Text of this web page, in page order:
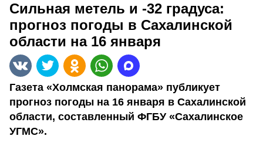
Сильная метель и -32 градуса:
прогноз погоды в Сахалинской
области на 16 января
Газета «Холмская панорама» публикует
прогноз погоды на 16 января в Сахалинской
области, составленный ФГБУ «Сахалинское
УГМС».